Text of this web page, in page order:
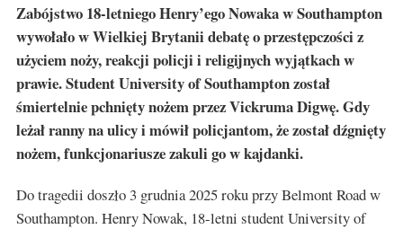
Zabójstwo 18-letniego Henry’ego Nowaka w Southampton
wywołało w Wielkiej Brytanii debatę o przestępczości z
użyciem noży, reakcji policji i religijnych wyjątkach w
prawie. Student University of Southampton został
śmiertelnie pchnięty nożem przez Vickruma Digwę. Gdy
leżał ranny na ulicy i mówił policjantom, że został dźgnięty
nożem, funkcjonariusze zakuli go w kajdanki.
Do tragedii doszło 3 grudnia 2025 roku przy Belmont Road w
Southampton. Henry Nowak, 18-letni student University of